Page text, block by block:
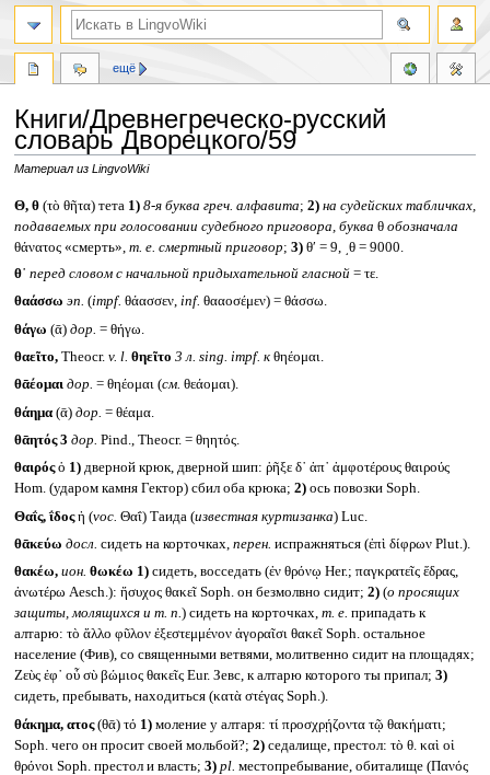
Книги/Древнегреческо-русский
словарь Дворецкого/59
Материал из LingvoWiki
Перейти
к
навигации
Перейти
к
поиску
Θ, θ(τὸ θῆτα) тета 1) 8-я буква греч. алфавита; 2) на судейских табличках,
подаваемых при голосовании судебного приговора, буква θ обозначала
θάνατος «смерть», т. е. смертный приговор; 3)θʹ = 9, ͵θ = 9000.
θ᾽ перед словом с начальной придыхательной гласной= τε.
θαάσσω эп. (impf. θάασσεν, inf. θααοσέμεν) = θάσσω.
θάγω (ᾱ) дор. = θήγω.
θαεῖτο,Theocr. v. l. θηεῖτο 3 л. sing. impf. кθηέομαι.
θᾱέομαι дор. = θηέομαι (см. θεάομαι).
θάημα(ᾱ) дор. = θέαμα.
θᾱητός 3 дор. Pind., Theocr. = θηητός.
θαιρόςὁ 1)дверной крюк, дверной шип: ῥῆξε δ᾽ ἀπ᾽ ἀμφοτέρους θαιρούς
Hom. (ударом камня Гектор) сбил оба крюка; 2)ось повозки Soph.
Θαΐς, ΐδοςἡ (voc. Θαΐ) Таида (известная куртизанка) Luc.
θᾱκεύω досл. сидеть на корточках, перен. испражняться (ἐπὶ δίφρων Plut.).
θακέω, ион. θωκέω 1)сидеть, восседать (ἐν θρόνῳ Her.; παγκρατεῖς ἕδρας,
ἀνωτέρω Aesch.): ἥσυχος θακεῖ Soph. он безмолвно сидит; 2)(о просящих
защиты, молящихся и т. п.) сидеть на корточках, т. е. припадать к
алтарю: τὸ ἄλλο φῦλον ἐξεστεμμένον ἀγοραῖσι θακεῖ Soph. остальное
население (Фив), со священными ветвями, молитвенно сидит на площадях;
Ζεὺς ἐφ᾽ οὗ σὺ βώμιος θακεῖς Eur. Зевс, к алтарю которого ты припал; 3)
сидеть, пребывать, находиться (κατὰ στέγας Soph.).
θάκημα, ατος(θᾱ) τό 1)моление у алтаря: τί προσχρῄζοντα τῷ θακήματι;
Soph. чего он просит своей мольбой?; 2)седалище, престол: τὸ θ. καὶ οἱ
θρόνοι Soph. престол и власть; 3) pl. местопребывание, обиталище (Πανός
ещё